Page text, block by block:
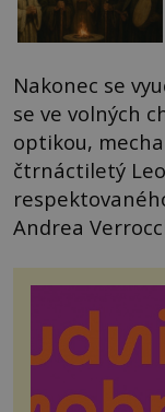
Nakonec se
se ve volných
optikou,
čtrnáctiletý
Andrea